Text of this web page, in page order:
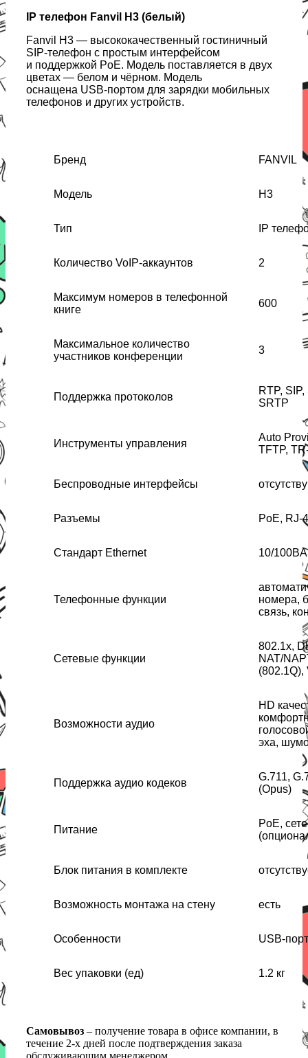
IP телефон Fanvil H3 (белый)
Fanvil H3 — высококачественный гостиничный
SIP-телефон с простым интерфейсом
и поддержкой PoE. Модель поставляется в двух
цветах — белом и чёрном. Модель
оснащена USB-портом для зарядки мобильных
телефонов и других устройств.
Бренд FANVIL
Модель H3
Тип IP
Количество VoIP-аккаунтов 2
Максимум номеров в телефонной
книге
600
Максимальное количество
участников конференции
3
Поддержка протоколов
RTP,
SRTP
Инструменты управления
Auto
TFTP,
Беспроводные интерфейсы
Разъемы PoE, RJ-
Стандарт Ethernet 10/
Телефонные функции
номера,
связь,
Сетевые функции
802.1x,
NAT/
(802.1Q),
Возможности аудио
HD
эха,
Поддержка аудио кодеков
G.711,
(Opus)
Питание
PoE,
Блок питания в комплекте
Возможность монтажа на стену есть
Особенности USB-
Вес упаковки (ед) 1.2 кг
Самовывоз – получение товара в офисе компании, в
течение 2-х дней после подтверждения заказа